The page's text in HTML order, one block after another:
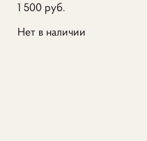
1 500 pуб.
Нет в наличии